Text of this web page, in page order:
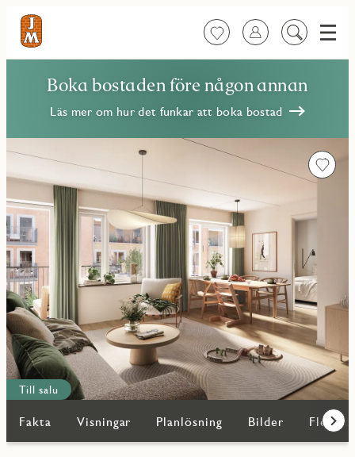
FavoriterLogga in
Sök
Meny
Boka bostaden före någon annan
Läs mer om hur det funkar att boka bostad
Till salu
Fakta Visningar Planlösning Bilder Fler